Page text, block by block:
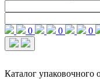
0 0 0
Каталог упаковочного